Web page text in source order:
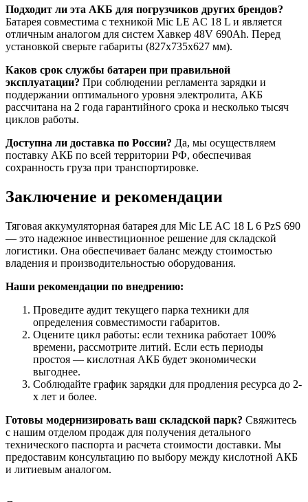
Подходит ли эта АКБ для погрузчиков других брендов?
Батарея совместима с техникой Mic LE AC 18 L и является
отличным аналогом для систем Хавкер 48V 690Ah. Перед
установкой сверьте габариты (827x735x627 мм).
Каков срок службы батареи при правильной
эксплуатации? При соблюдении регламента зарядки и
поддержании оптимального уровня электролита, АКБ
рассчитана на 2 года гарантийного срока и несколько тысяч
циклов работы.
Доступна ли доставка по России? Да, мы осуществляем
поставку АКБ по всей территории РФ, обеспечивая
сохранность груза при транспортировке.
Заключение и рекомендации
Тяговая аккумуляторная батарея для Mic LE AC 18 L 6 PzS 690
— это надежное инвестиционное решение для складской
логистики. Она обеспечивает баланс между стоимостью
владения и производительностью оборудования.
Наши рекомендации по внедрению:
Проведите аудит текущего парка техники для
определения совместимости габаритов.
Оцените цикл работы: если техника работает 100%
времени, рассмотрите литий. Если есть периоды
простоя — кислотная АКБ будет экономически
выгоднее.
Соблюдайте график зарядки для продления ресурса до 2-
х лет и более.
Готовы модернизировать ваш складской парк? Свяжитесь
с нашим отделом продаж для получения детального
технического паспорта и расчета стоимости доставки. Мы
предоставим консультацию по выбору между кислотной АКБ
и литиевым аналогом.